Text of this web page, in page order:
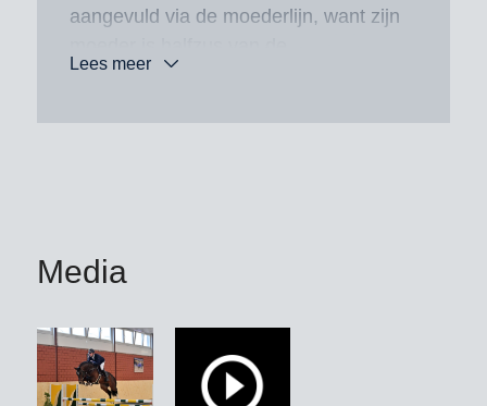
aangevuld via de moederlijn, want zijn
goedgekeurde en in de Global
De moeder Casallnina PS start
Apostol Tenev (BUL).
Uit de grootmoeder Nanina komen,
Lees meer
Media